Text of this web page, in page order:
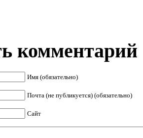
комментарий
Имя (обязательно)
Почта (не публикуется) (обязательно)
Сайт